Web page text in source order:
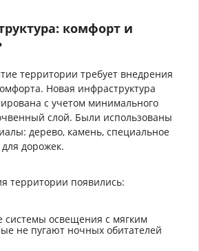
комфорт и
территории требует внедрения
Новая инфраструктура
с учетом минимального
слой. Были использованы
дерево, камень, специальное
дорожек.
территории появились:
освещения с мягким
не пугают ночных обитателей